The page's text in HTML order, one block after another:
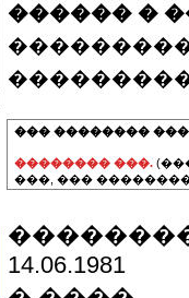
������ �
��� ��������
�������� ���.
���, ���
14.06.1981